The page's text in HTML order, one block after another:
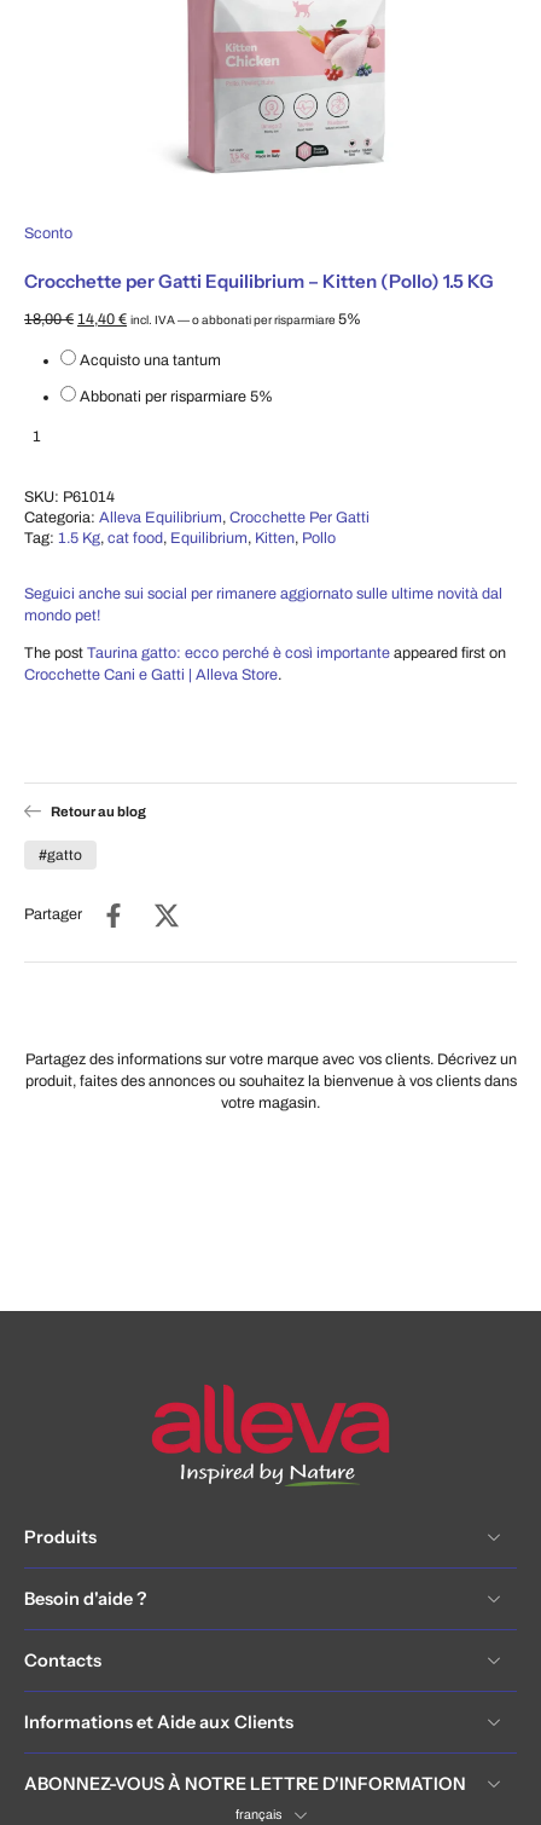
ScontoProdotto in offerta
Crocchette per Gatti Equilibrium – Kitten (Pollo) 1.5 KG
18,00€ Il prezzo originale era: 18,00 €.
14,40 €Il prezzo attuale è: 14,40 €.
incl. IVA—o abbonati per risparmiare 5%
Acquisto una tantum
Abbonati per risparmiare 5%
Crocchette per Gatti Equilibrium – Kitten (Pollo) 1.5 KG quantità
SKU: P61014
Categoria: Alleva Equilibrium, Crocchette Per Gatti
Tag: 1.5 Kg, cat food, Equilibrium, Kitten, Pollo
Seguici anche sui social per rimanere aggiornato sulle ultime novità dal
mondo pet!
The post Taurina gatto: ecco perché è così importante appeared first on
Crocchette Cani e Gatti | Alleva Store.
Retour au blog
#gatto
Partager
Partagez des informations sur votre marque avec vos clients. Décrivez un
produit, faites des annonces ou souhaitez la bienvenue à vos clients dans
votre magasin.
Produits
Besoin d'aide ?
Contacts
Informations et Aide aux Clients
ABONNEZ-VOUS À NOTRE LETTRE D'INFORMATION
français